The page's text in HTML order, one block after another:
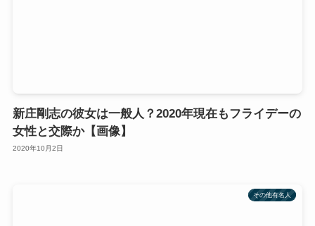
新庄剛志の彼女は一般人？2020年現在もフライデーの
女性と交際か【画像】
2020年10月2日
その他有名人